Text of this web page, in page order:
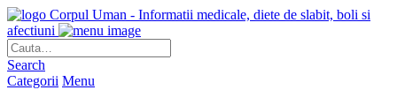
Corpul Uman - Informatii medicale, diete de slabit, boli si
afectiuni
Search
Categorii Menu